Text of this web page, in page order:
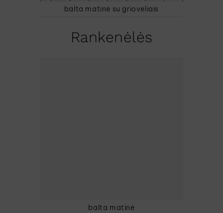
balta matinė su grioveliais
Rankenėlės
balta matinė